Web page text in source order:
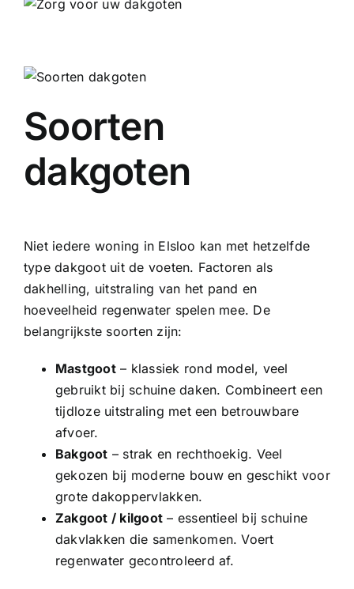
Soorten
dakgoten
Niet iedere woning in Elsloo kan met hetzelfde
type dakgoot uit de voeten. Factoren als
dakhelling, uitstraling van het pand en
hoeveelheid regenwater spelen mee. De
belangrijkste soorten zijn:
Mastgoot– klassiek rond model, veel
gebruikt bij schuine daken. Combineert een
tijdloze uitstraling met een betrouwbare
afvoer.
Bakgoot – strak en rechthoekig. Veel
gekozen bij moderne bouw en geschikt voor
grote dakoppervlakken.
Zakgoot / kilgoot – essentieel bij schuine
dakvlakken die samenkomen. Voert
regenwater gecontroleerd af.